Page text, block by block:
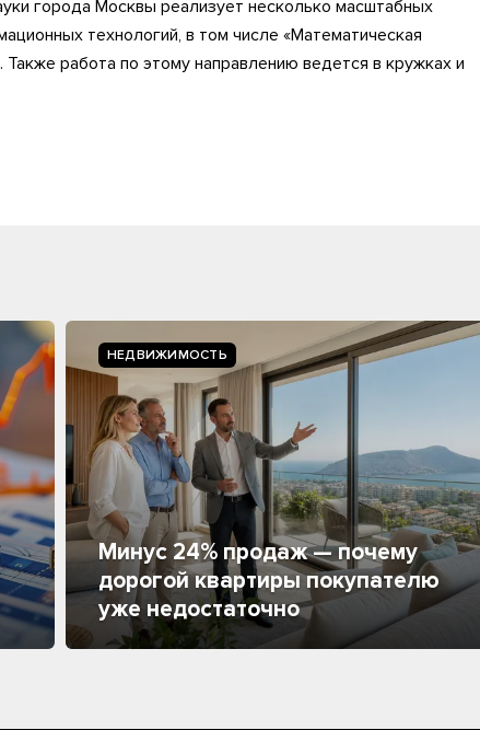
города Москвы реализует несколько масштабных
технологий, в том числе «Математическая
работа по этому направлению ведется в кружках и
НЕДВИЖИМОСТЬ
Минус 24% продаж — почему
дорогой квартиры покупателю
уже недостаточно